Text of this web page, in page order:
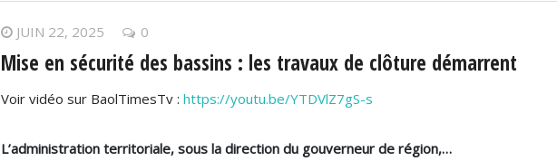
JUIN 22, 2025 0
Mise en sécurité des bassins : les travaux de clôture démarrent
Voir vidéo sur BaolTimesTv : https://youtu.be/YTDVlZ7gS-s
L’administration territoriale, sous la direction du gouverneur de région,…